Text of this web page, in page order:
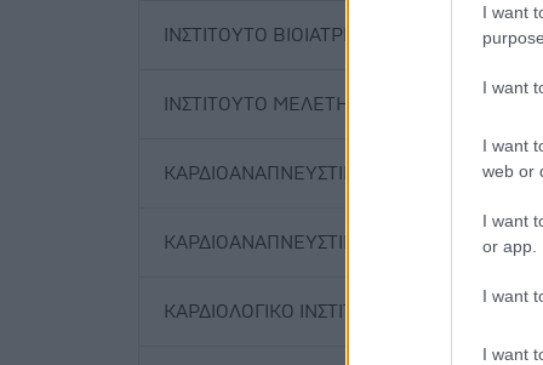
I want
I want
I want
web or
I want
or app.
I want
I want
ΙΝΣΤΙΤΟΥΤΟ ΒΙΟΙΑΤΡΙΚΗΣ ΤΕΧΝΟΛΟΓΙΑΣ
ΙΝΣΤΙΤΟΥΤΟ ΜΕΛΕΤΗΣ ΠΑΙΔΙΟΥ &
ΚΑΡΔΙΟΑΝΑΠΝΕΥΣΤΙΚΟ ΚΕΝΤΡΟ
ΚΑΡΔΙΟΑΝΑΠΝΕΥΣΤΙΚΟ ΚΕΝΤΡΟ
ΚΑΡΔΙΟΛΟΓΙΚΟ ΙΝΣΤΙΤΟΥΤΟ ΕΠΕ